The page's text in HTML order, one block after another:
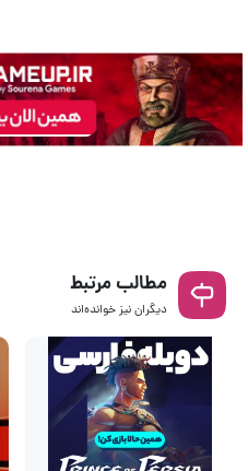
مطالب مرتبط
دیگران نیز خوانده‌اند